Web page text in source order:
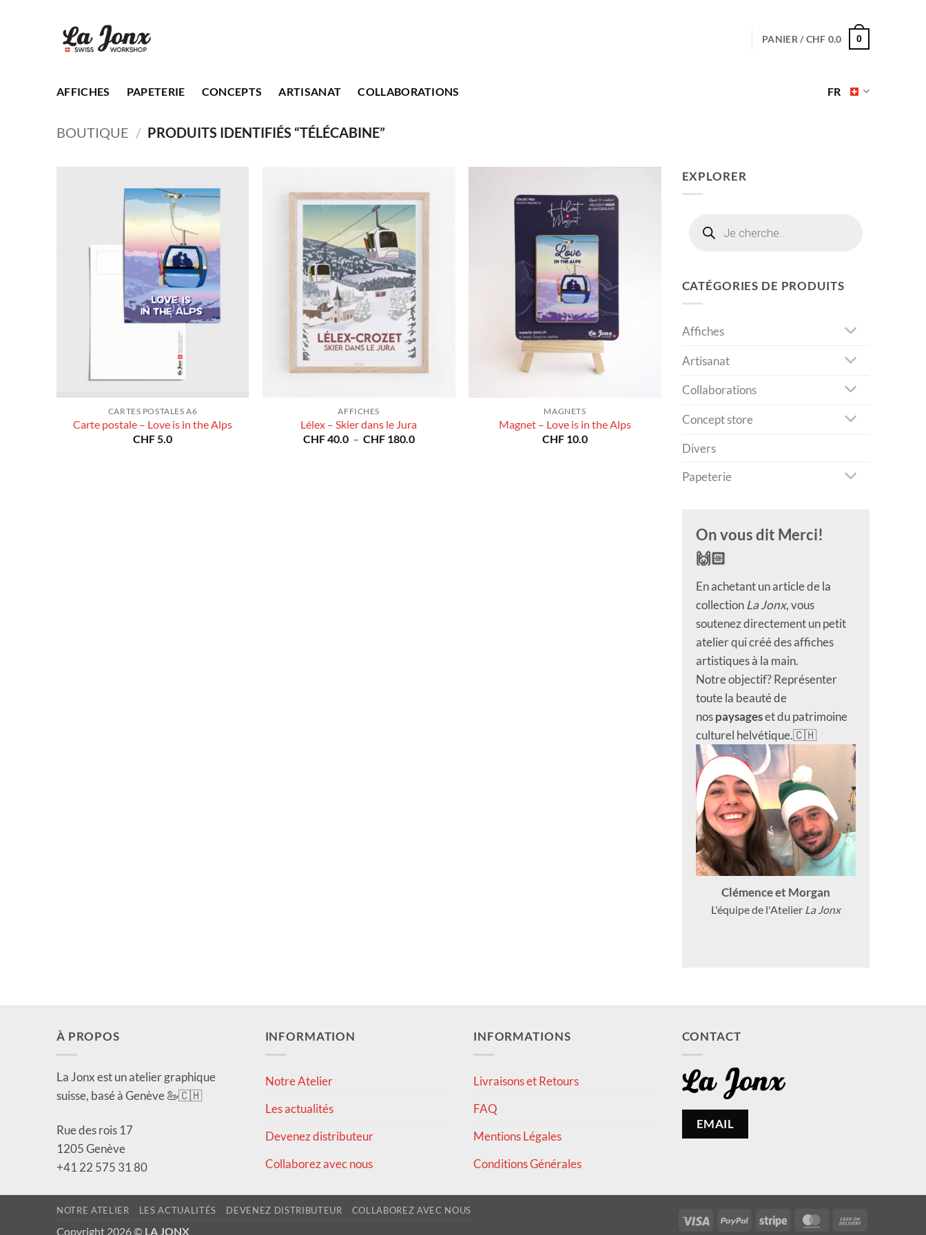
PANIER /CHF 0.0 0
AFFICHES PAPETERIE CONCEPTS ARTISANAT COLLABORATIONS FR
BOUTIQUE / PRODUITS IDENTIFIÉS “TÉLÉCABINE”
CARTES POSTALES A6
Carte postale – Love is in the Alps
CHF 5.0
AFFICHES
Lélex – Skier dans le Jura
CHF40.0 – CHF180.0Plage
MAGNETS
Magnet – Love is in the Alps
CHF10.0
EXPLORER
produits
CATÉGORIES DE PRODUITS
Affiches
Artisanat
Collaborations
Concept store
Divers
Papeterie
On vous dit Merci!
🙌🏻
En achetant un article de la
collectionLa Jonx, vous
soutenez directement un petit
atelier qui créé des affiches
artistiques à la main.
Notre objectif? Représenter
toute la beauté de
nospaysageset du patrimoine
culturel helvétique.🇨🇭
Clémence et Morgan
L'équipe de l'Atelier La Jonx
À PROPOS
La Jonx est un atelier graphique
suisse, basé à Genève 🦢🇨🇭
Rue des rois 17
1205 Genève
+41 22 575 31 80
INFORMATION
Notre Atelier
Les actualités
Devenez distributeur
Collaborez avec nous
INFORMATIONS
Livraisons et Retours
FAQ
Mentions Légales
Conditions Générales
CONTACT
EMAIL
Visa PayPal Stripe MasterCard
NOTRE ATELIER LES ACTUALITÉS DEVENEZ DISTRIBUTEUR COLLABOREZ AVEC NOUS
Copyright 2026 © LA JONX